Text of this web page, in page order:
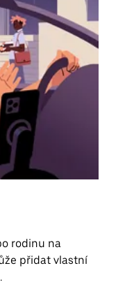
rodinu na
přidat vlastní